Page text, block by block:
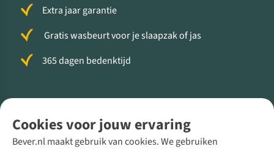
Cookies voor jouw ervaring
Bever.nl maakt gebruik van cookies. We gebruiken
Extra jaar garantie
Gratis wasbeurt voor je slaapzak of jas
365 dagen bedenktijd